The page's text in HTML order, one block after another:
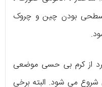
سطحی بودن چین و چروک
از کرم بی حسی موضعی
می شود‌. البته برخی